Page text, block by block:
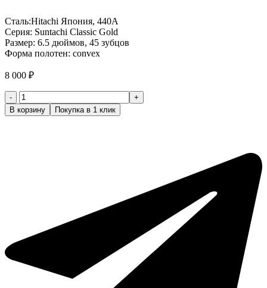
Сталь:Hitachi Япония, 440А
Серия: Suntachi Classic Gold
Размер: 6.5 дюймов, 45 зубцов
Форма полотен: convex
8 000 ₽
Количество
товара
Ножницы
В корзину Покупка в 1 клик